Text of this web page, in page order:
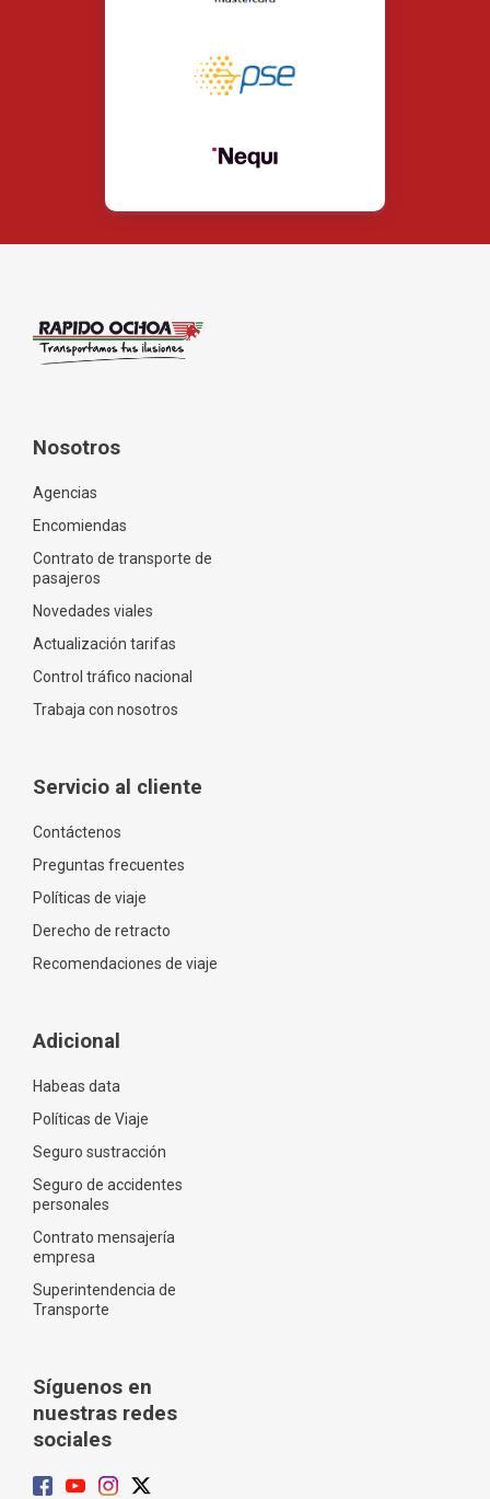
Nosotros
Agencias
Encomiendas
Contrato de transporte de
pasajeros
Novedades viales
Actualización tarifas
Control tráfico nacional
Trabaja con nosotros
Servicio al cliente
Contáctenos
Preguntas frecuentes
Políticas de viaje
Derecho de retracto
Recomendaciones de viaje
Adicional
Habeas data
Políticas de Viaje
Seguro sustracción
Seguro de accidentes
personales
Contrato mensajería
empresa
Superintendencia de
Transporte
Síguenos en
nuestras redes
sociales